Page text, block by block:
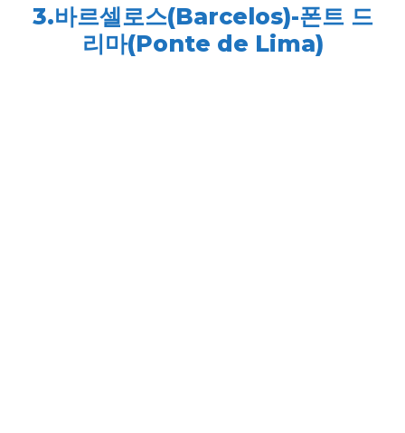
3.바르셀로스(Barcelos)-폰트 드
리마(Ponte de Lima)